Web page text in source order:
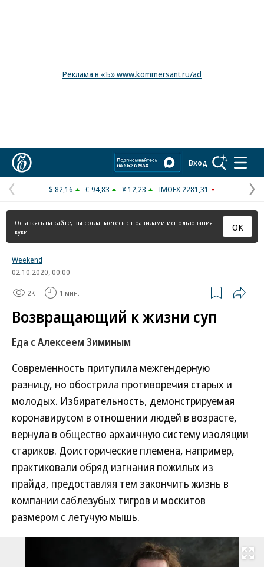
Реклама в «Ъ» www.kommersant.ru/ad
Вход
Предыдущая
страница
$ 82,16 € 94,83 ¥ 12,23 IMOEX 2281,31
Оставаясь на сайте, вы соглашаетесь с правилами использования
куки
ОК
Weekend
02.10.2020, 00:00
2K 1 мин.
Возвращающий к жизни суп
Еда с Алексеем Зиминым
Современность притупила межгендерную
разницу, но обострила противоречия старых и
молодых. Избирательность, демонстрируемая
коронавирусом в отношении людей в возрасте,
вернула в общество архаичную систему изоляции
стариков. Доисторические племена, например,
практиковали обряд изгнания пожилых из
прайда, предоставляя тем закончить жизнь в
компании саблезубых тигров и москитов
размером с летучую мышь.
Развернуть